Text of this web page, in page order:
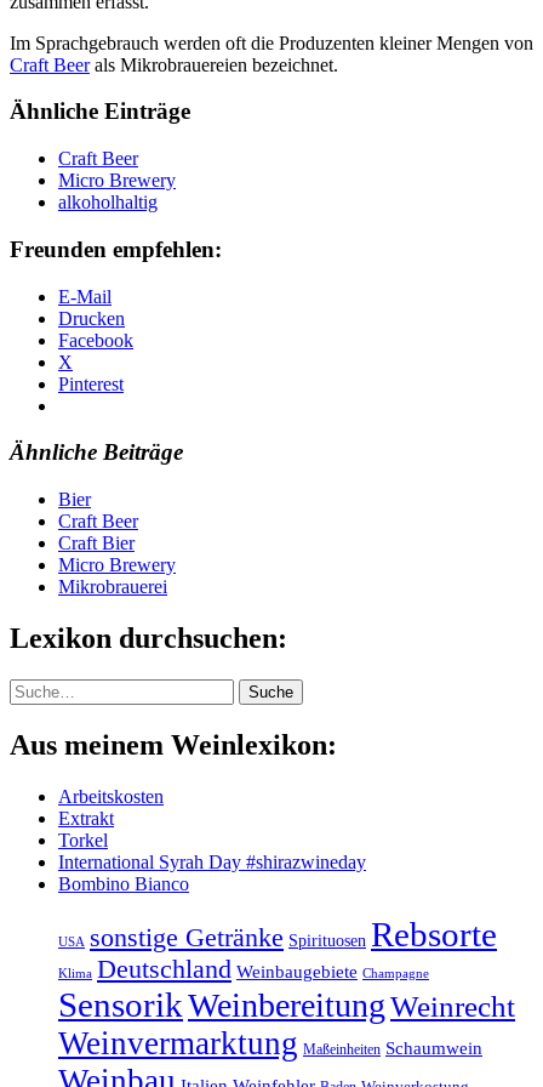
Im Sprachgebrauch werden oft die Produzenten kleiner Mengen von
Craft Beerals Mikrobrauereien bezeichnet.
Ähnliche Einträge
Craft Beer
Micro Brewery
alkoholhaltig
Freunden empfehlen:
E-Mail
Drucken
Facebook
X
Pinterest
Ähnliche Beiträge
Bier
Craft Beer
Craft Bier
Micro Brewery
Mikrobrauerei
Lexikon durchsuchen:
Suche Suche
Aus meinem Weinlexikon:
Arbeitskosten
Extrakt
Torkel
International Syrah Day #shirazwineday
Bombino Bianco
USA sonstige Getränke Spirituosen Rebsorte
Klima Deutschland Weinbaugebiete Champagne
SensorikWeinbereitungWeinrecht
Weinvermarktung Maßeinheiten Schaumwein